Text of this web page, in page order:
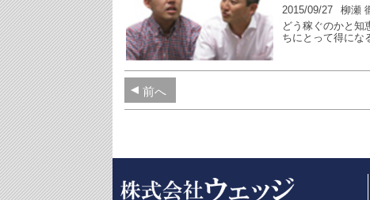
2015/09/27
柳瀬
どう稼ぐのかと知
ちにとって得にな
前へ